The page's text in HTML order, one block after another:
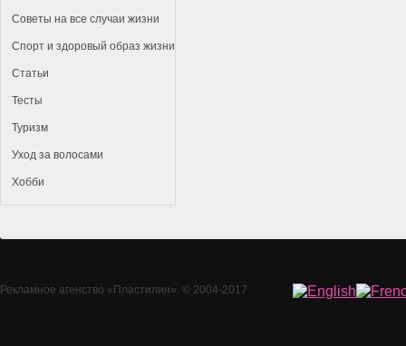
Советы на все случаи жизни
Спорт и здоровый образ жизни
Статьи
Тесты
Туризм
Уход за волосами
Хобби
Рекламное агенство «Пластилин». © 2004-2017